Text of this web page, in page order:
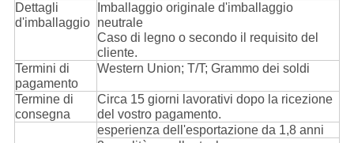
Dettagli
d'imballaggio
Imballaggio originale d'imballaggio
neutrale
Caso di legno o secondo il requisito del
cliente.
Termini di
pagamento
Western Union; T/T; Grammo dei soldi
Termine di
consegna
Circa 15 giorni lavorativi dopo la ricezione
del vostro pagamento.
esperienza dell'esportazione da 1,8 anni